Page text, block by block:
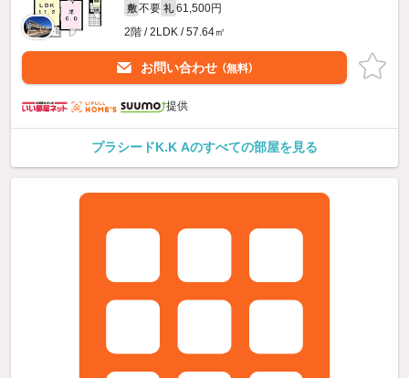
敷 不要 礼 61,500円
2階 / 2LDK / 57.64㎡
お問い合わせ （無料）
提供
プラシードK.K Aのすべての部屋を見る